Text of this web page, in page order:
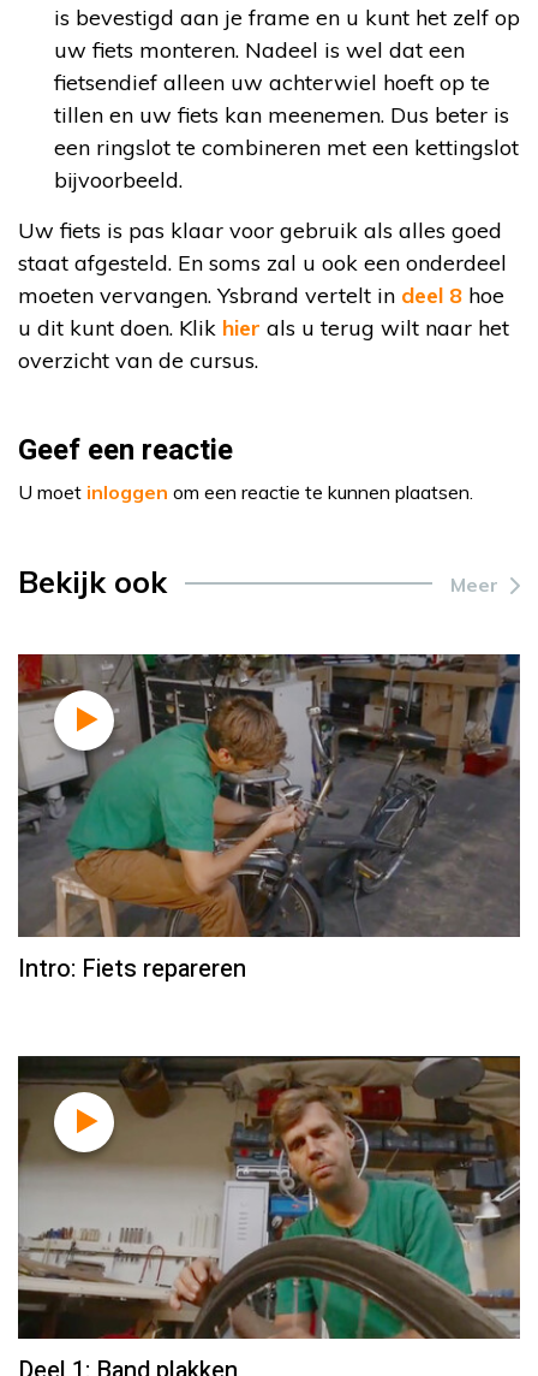
is bevestigd aan je frame en u kunt het zelf op
uw fiets monteren. Nadeel is wel dat een
fietsendief alleen uw achterwiel hoeft op te
tillen en uw fiets kan meenemen. Dus beter is
een ringslot te combineren met een kettingslot
bijvoorbeeld.
Uw fiets is pas klaar voor gebruik als alles goed
staat afgesteld. En soms zal u ook een onderdeel
moeten vervangen. Ysbrand vertelt in deel 8 hoe
u dit kunt doen. Klik hier als u terug wilt naar het
overzicht van de cursus.
Geef een reactie
U moet inloggen om een reactie te kunnen plaatsen.
Bekijk ook Meer
Intro: Fiets repareren